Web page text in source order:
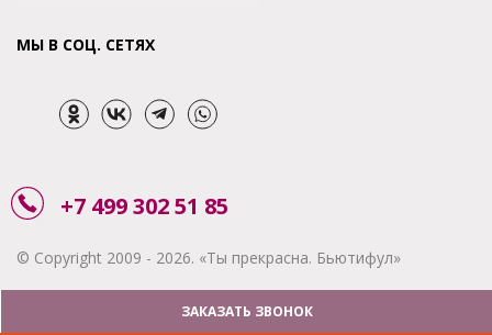
МЫ В СОЦ. СЕТЯХ
+7 499 302 51 85
© Copyright 2009 - 2026. «Ты прекрасна. Бьютифул»
ЗАКАЗАТЬ ЗВОНОК